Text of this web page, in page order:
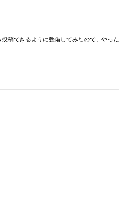
稿できるように整備してみたので、やった